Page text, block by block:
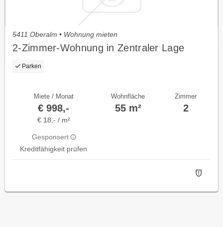
5411 Oberalm • Wohnung mieten
2-Zimmer-Wohnung in Zentraler Lage
Parken
Miete / Monat
€ 998,-
€ 18,- / m²
Gesponsert
Kreditfähigkeit prüfen
Wohnfläche
55 m²
Zimmer
2